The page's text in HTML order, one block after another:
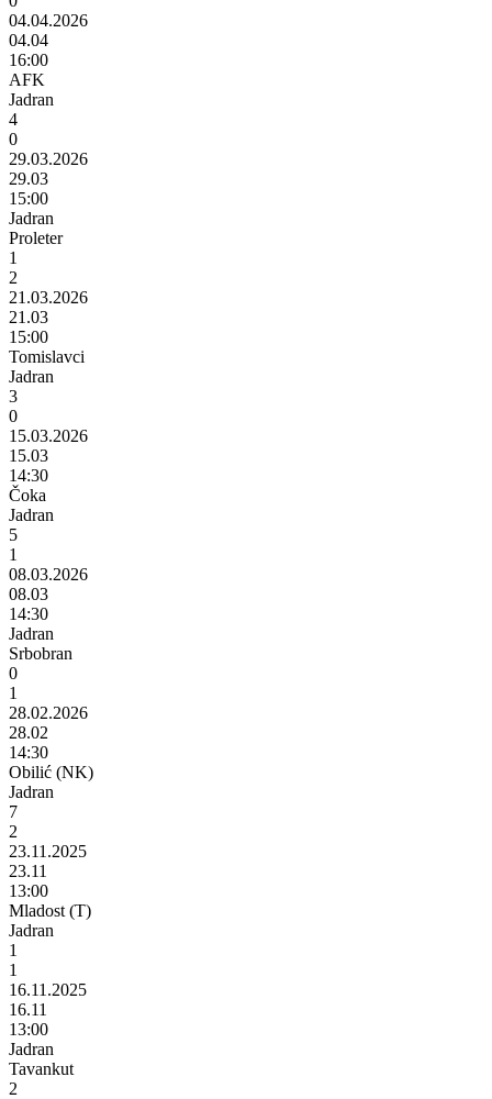
04.04.2026
04.04
16:00
AFK
Jadran
4
0
29.03.2026
29.03
15:00
Jadran
Proleter
1
2
21.03.2026
21.03
15:00
Tomislavci
Jadran
3
0
15.03.2026
15.03
14:30
Čoka
Jadran
5
1
08.03.2026
08.03
14:30
Jadran
Srbobran
0
1
28.02.2026
28.02
14:30
Obilić (NK)
Jadran
7
2
23.11.2025
23.11
13:00
Mladost (T)
Jadran
1
1
16.11.2025
16.11
13:00
Jadran
Tavankut
2